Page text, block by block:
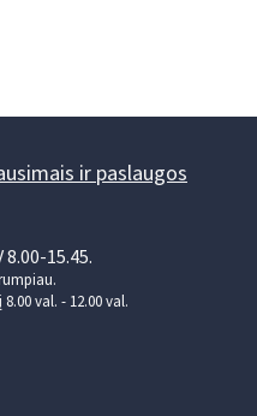
ir paslaugos
15.45.
val. - 12.00 val.